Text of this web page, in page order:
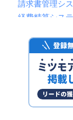
請求書管理シ
経費精算システ
電子帳簿保存
ファクタリン
予算管理シス
決済代行サー
固定資産管理